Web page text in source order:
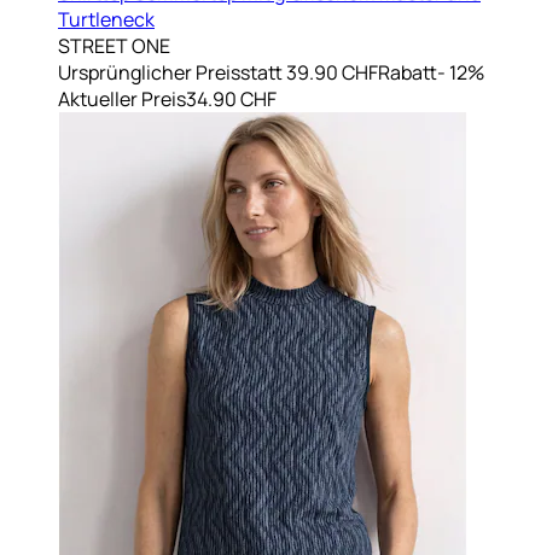
Turtleneck
STREET ONE
Ursprünglicher Preisstatt 39.90 CHFRabatt- 12%
Aktueller Preis34.90 CHF